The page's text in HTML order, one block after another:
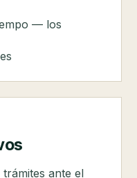
— los
ante el